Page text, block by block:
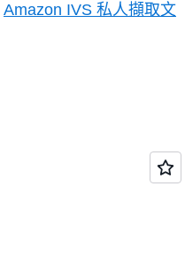
Amazon IVS 私人擷取文